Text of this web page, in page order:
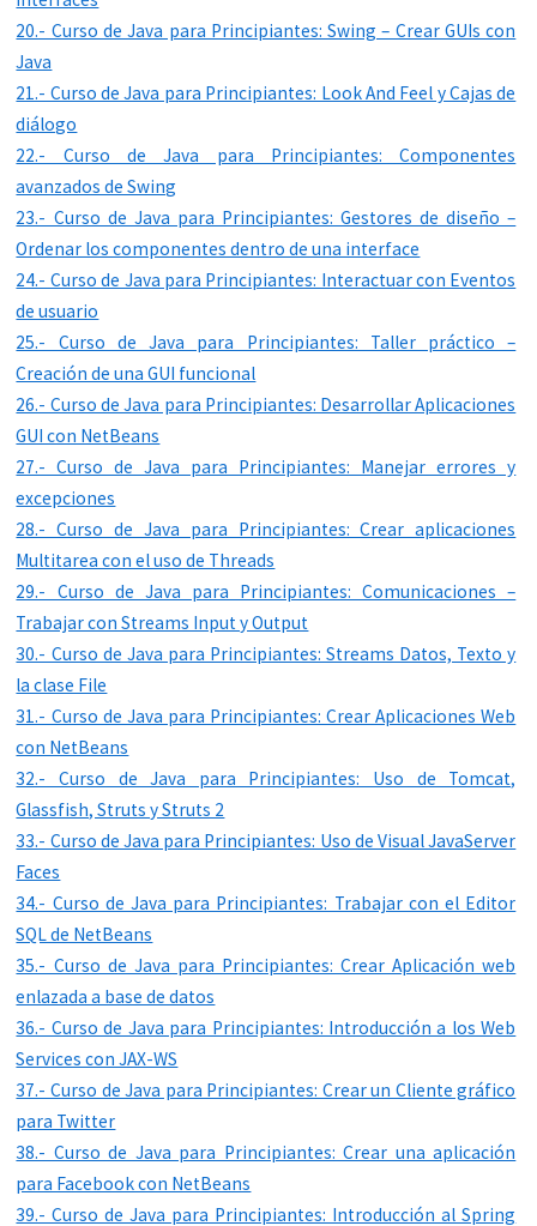
20.- Curso de Java para Principiantes: Swing – Crear GUIs con
Java
21.- Curso de Java para Principiantes: Look And Feel y Cajas de
diálogo
22.- Curso de Java para Principiantes: Componentes
avanzados de Swing
23.- Curso de Java para Principiantes: Gestores de diseño –
Ordenar los componentes dentro de una interface
24.- Curso de Java para Principiantes: Interactuar con Eventos
de usuario
25.- Curso de Java para Principiantes: Taller práctico –
Creación de una GUI funcional
26.- Curso de Java para Principiantes: Desarrollar Aplicaciones
GUI con NetBeans
27.- Curso de Java para Principiantes: Manejar errores y
excepciones
28.- Curso de Java para Principiantes: Crear aplicaciones
Multitarea con el uso de Threads
29.- Curso de Java para Principiantes: Comunicaciones –
Trabajar con Streams Input y Output
30.- Curso de Java para Principiantes: Streams Datos, Texto y
la clase File
31.- Curso de Java para Principiantes: Crear Aplicaciones Web
con NetBeans
32.- Curso de Java para Principiantes: Uso de Tomcat,
Glassfish, Struts y Struts 2
33.- Curso de Java para Principiantes: Uso de Visual JavaServer
Faces
34.- Curso de Java para Principiantes: Trabajar con el Editor
SQL de NetBeans
35.- Curso de Java para Principiantes: Crear Aplicación web
enlazada a base de datos
36.- Curso de Java para Principiantes: Introducción a los Web
Services con JAX-WS
37.- Curso de Java para Principiantes: Crear un Cliente gráfico
para Twitter
38.- Curso de Java para Principiantes: Crear una aplicación
para Facebook con NetBeans
39.- Curso de Java para Principiantes: Introducción al Spring